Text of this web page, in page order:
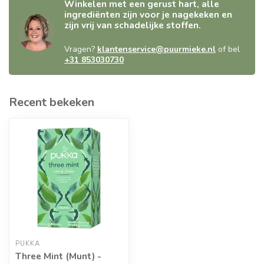
Winkelen met een gerust hart, alle
ingrediënten zijn voor je nagekeken en
zijn vrij van schadelijke stoffen.
Vragen? klantenservice@puurmieke.nl of bel
+31 853030730
Recent bekeken
PUKKA
Three Mint (Munt) -